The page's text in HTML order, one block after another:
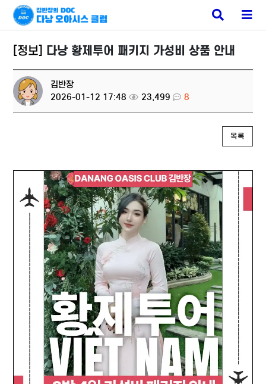
검
색
튼
메
뉴
다낭 밤문화
[정보] 다낭 황제투어 패키지 가성비 상품 안내
김반장
2026-01-12 17:48
23,499 8
목록